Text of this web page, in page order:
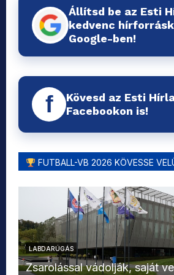
Állítsd be az Esti
kedvenc
Google-ben!
f
Kövesd az Esti
Facebookon is!
FUTBALL-VB 2026 KÖVESSE
LABDARÚGÁS
Zsarolással vádolják, saját